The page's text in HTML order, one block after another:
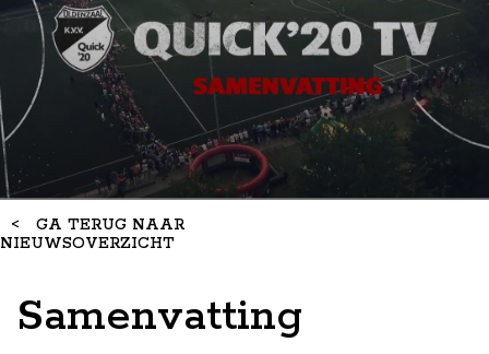
< GA TERUG NAAR
NIEUWSOVERZICHT
Samenvatting